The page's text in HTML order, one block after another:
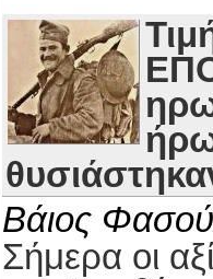
Βάιος
Σήμερα οι